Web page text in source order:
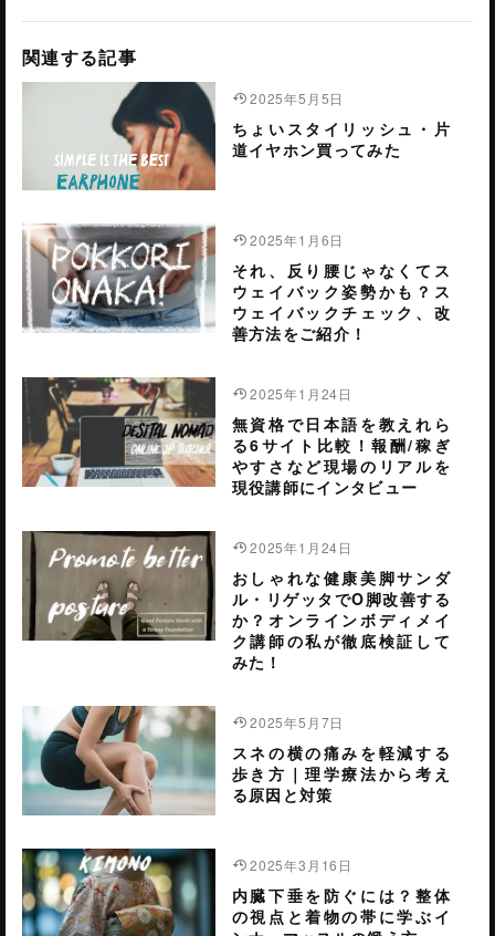
関連する記事
2025年5月5日
ちょいスタイリッシュ・片
道イヤホン買ってみた
2025年1月6日
それ、反り腰じゃなくてス
ウェイバック姿勢かも？ス
ウェイバックチェック、改
善方法をご紹介！
2025年1月24日
無資格で日本語を教えれら
る6サイト比較！報酬/稼ぎ
やすさなど現場のリアルを
現役講師にインタビュー
2025年1月24日
おしゃれな健康美脚サンダ
ル・リゲッタでO脚改善する
か？オンラインボディメイ
ク講師の私が徹底検証して
みた！
2025年5月7日
スネの横の痛みを軽減する
歩き方｜理学療法から考え
る原因と対策
2025年3月16日
内臓下垂を防ぐには？整体
の視点と着物の帯に学ぶイ